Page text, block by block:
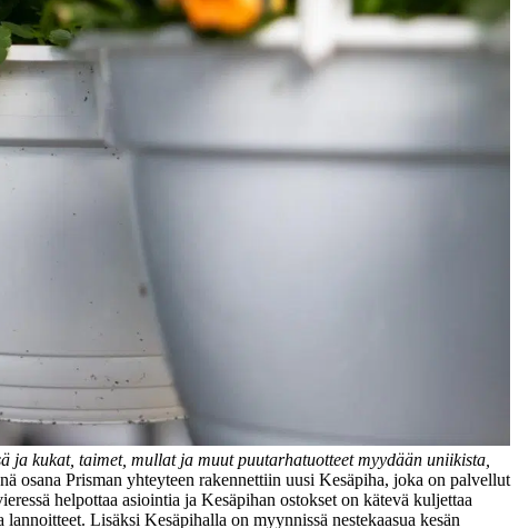
kukat, taimet, mullat ja muut puutarhatuotteet myydään uniikista,
osana Prisman yhteyteen rakennettiin uusi Kesäpiha, joka on palvellut
helpottaa asiointia ja Kesäpihan ostokset on kätevä kuljettaa
Lisäksi Kesäpihalla on myynnissä nestekaasua kesän